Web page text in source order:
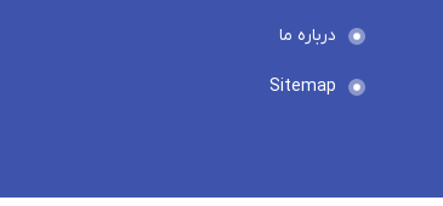
درباره ما
Sitemap